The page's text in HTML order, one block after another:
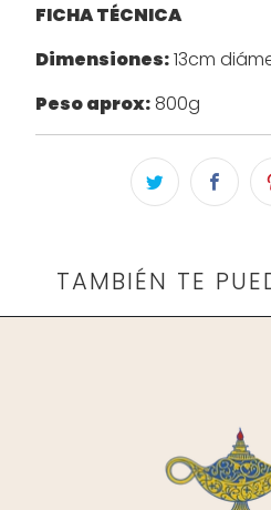
FICHA TÉCNICA
Dimensiones:13cm
Peso aprox:800g
TAMBIÉN TE